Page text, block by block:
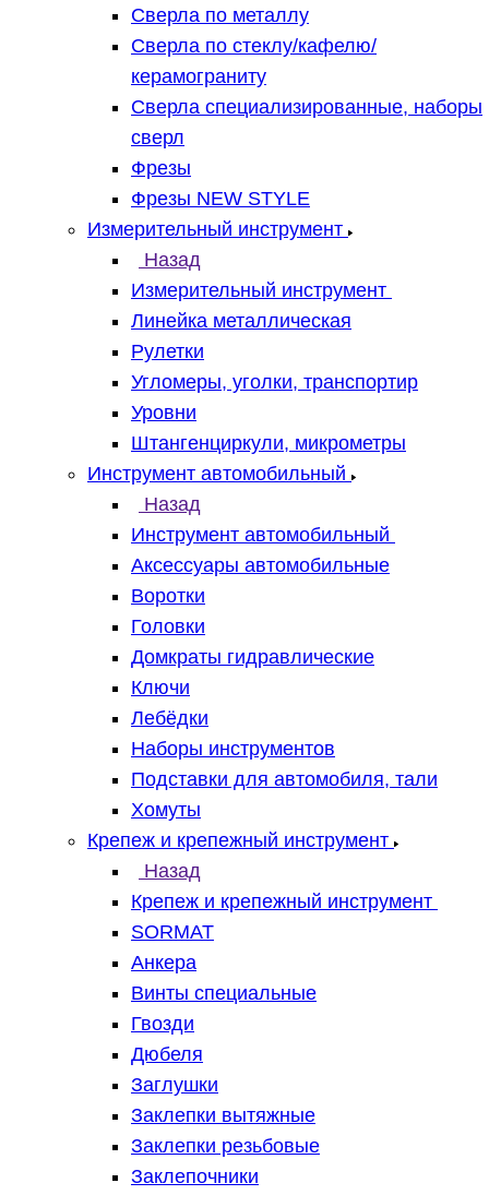
Сверла по металлу
Сверла по стеклу/кафелю/
керамограниту
Сверла специализированные, наборы
сверл
Фрезы
Фрезы NEW STYLE
Измерительный инструмент
Назад
Измерительный инструмент
Линейка металлическая
Рулетки
Угломеры, уголки, транспортир
Уровни
Штангенциркули, микрометры
Инструмент автомобильный
Назад
Инструмент автомобильный
Аксессуары автомобильные
Воротки
Головки
Домкраты гидравлические
Ключи
Лебёдки
Наборы инструментов
Подставки для автомобиля, тали
Хомуты
Крепеж и крепежный инструмент
Назад
Крепеж и крепежный инструмент
SORMAT
Анкера
Винты специальные
Гвозди
Дюбеля
Заглушки
Заклепки вытяжные
Заклепки резьбовые
Заклепочники